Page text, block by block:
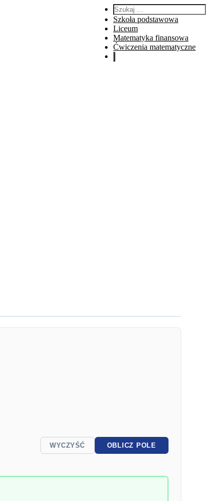
Szukaj:
Szkoła podstawowa
Liceum
Matematyka finansowa
Ćwiczenia matematyczne
WYCZYŚĆ OBLICZ POLE